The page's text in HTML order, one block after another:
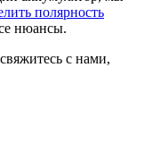
полярность
нюансы.
с нами,